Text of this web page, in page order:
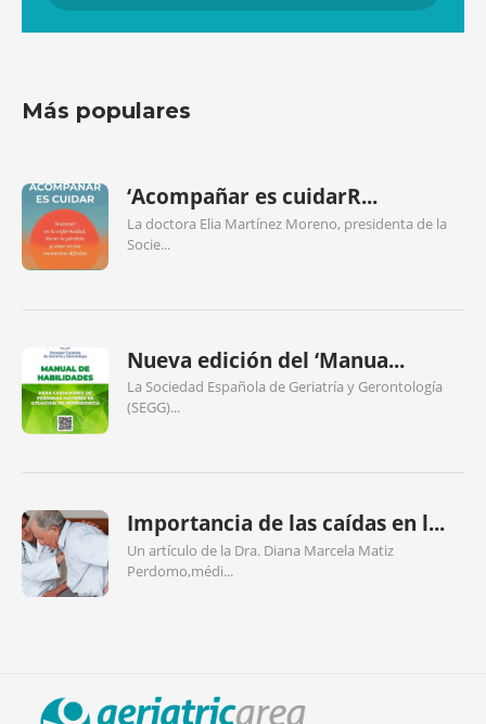
Más populares
‘Acompañar es cuidarR...
La doctora Elia Martínez Moreno, presidenta de la
Socie...
Nueva edición del ‘Manua...
La Sociedad Española de Geriatría y Gerontología
(SEGG)...
Importancia de las caídas en l...
Un artículo de la Dra. Diana Marcela Matiz
Perdomo,médi...